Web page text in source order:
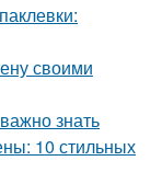
своими
знать
10 стильных